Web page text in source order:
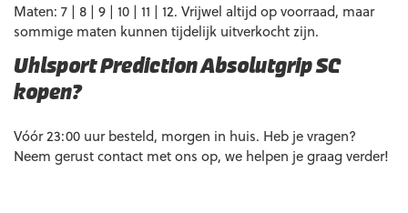
Maten: 7 | 8 | 9 | 10 | 11 | 12. Vrijwel altijd op voorraad, maar
sommige maten kunnen tijdelijk uitverkocht zijn.
Uhlsport Prediction Absolutgrip SC
kopen?
Vóór 23:00 uur besteld, morgen in huis. Heb je vragen?
Neem gerust contact met ons op, we helpen je graag verder!